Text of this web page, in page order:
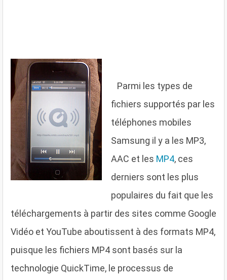
Parmi les types de
fichiers supportés par les
téléphones mobiles
Samsung il y a les MP3,
AAC et les MP4, ces
derniers sont les plus
populaires du fait que les
téléchargements à partir des sites comme Google
Vidéo et YouTube aboutissent à des formats MP4,
puisque les fichiers MP4 sont basés sur la
technologie QuickTime, le processus de